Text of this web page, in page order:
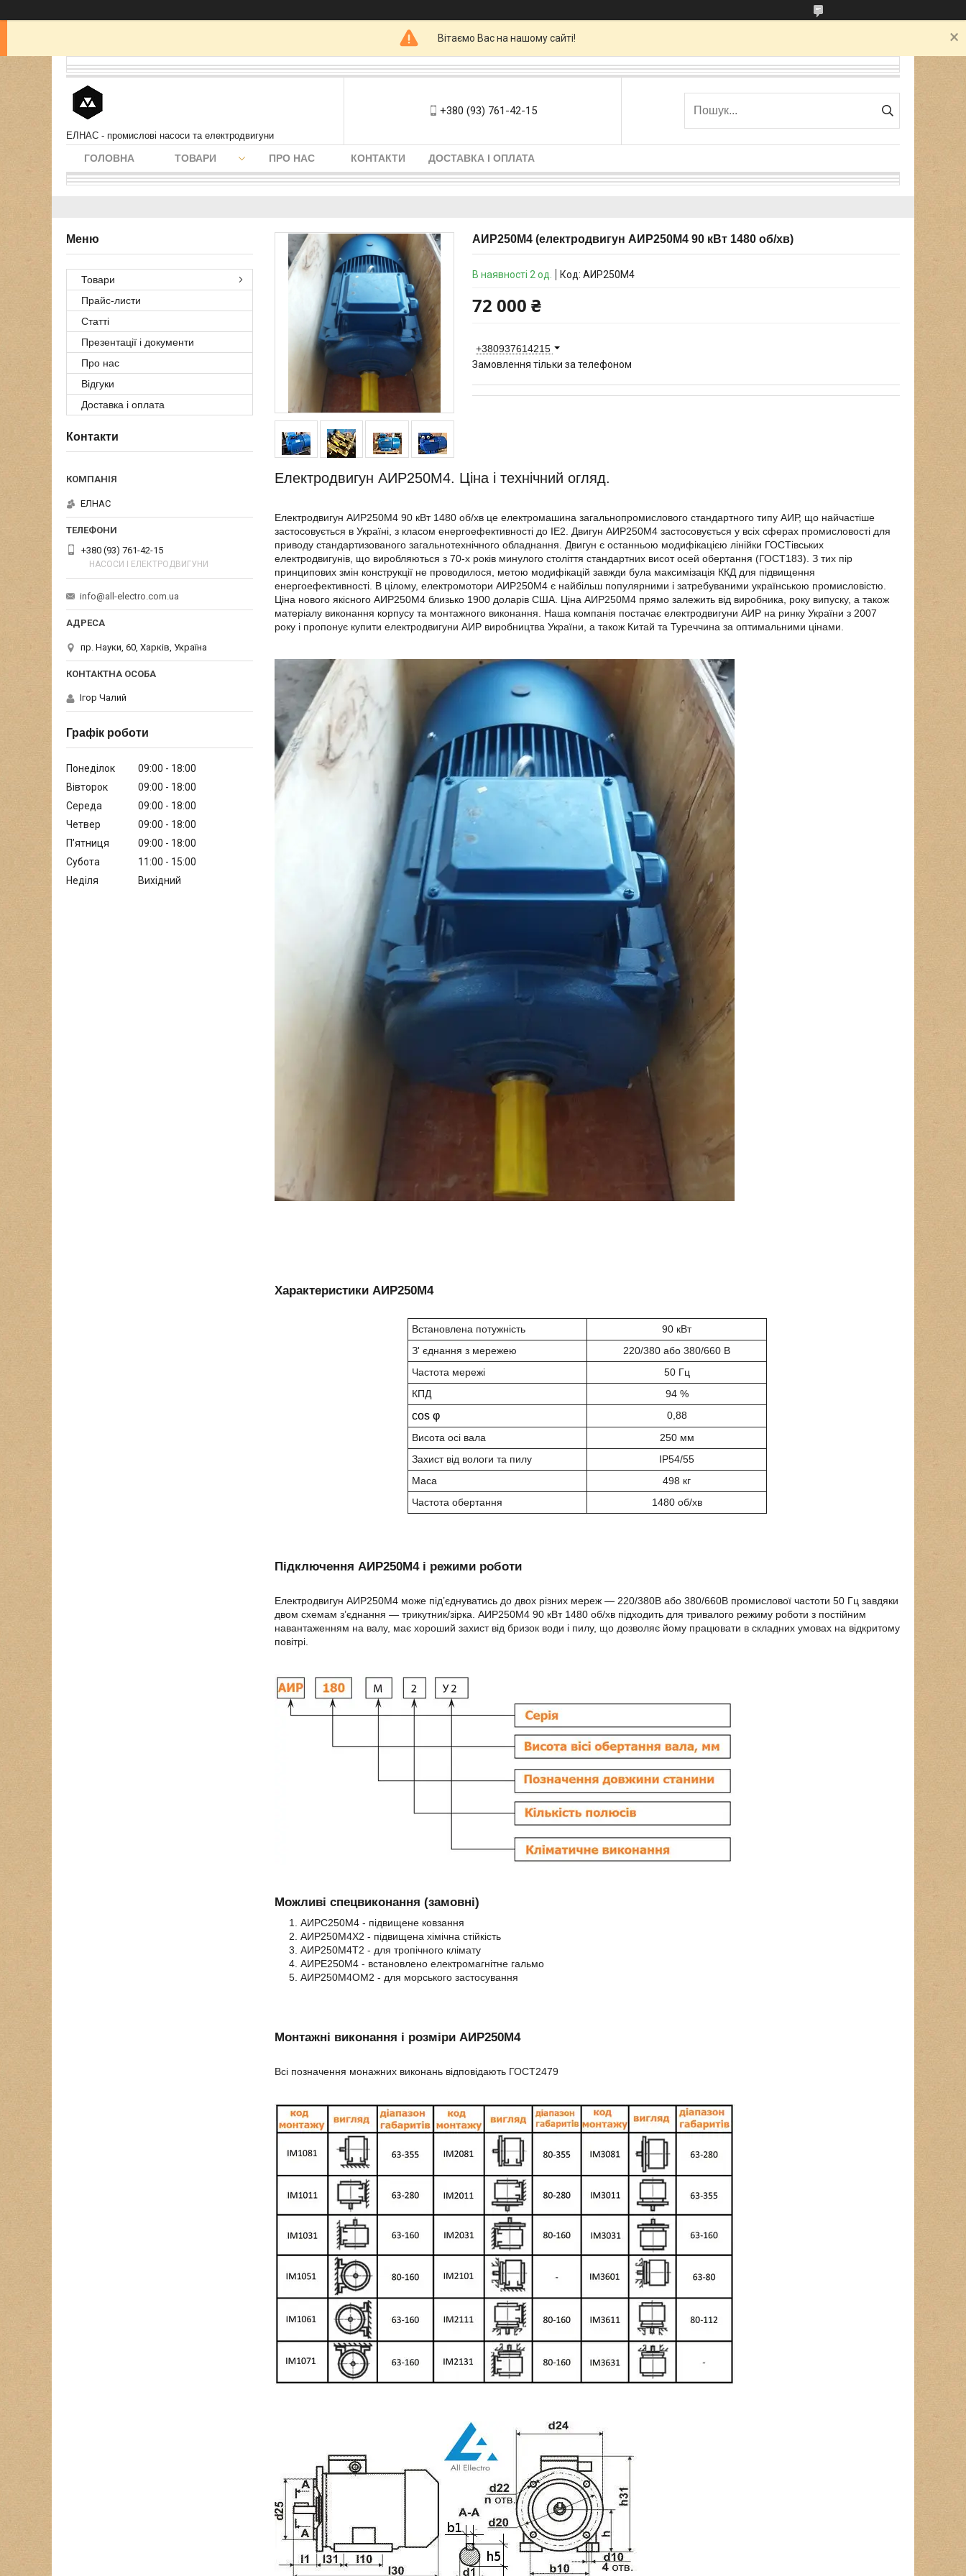
Вітаємо Вас на нашому сайті!
ЕЛНАС - промислові насоси та електродвигуни
+380 (93) 761-42-15
ГОЛОВНА ТОВАРИ ПРО НАС КОНТАКТИ ДОСТАВКА І ОПЛАТА
АИР250М4 (електродвигун АИР250М4 90 кВт 1480 об/хв)
В наявності 2 од. Код: АИР250М4
72 000 ₴
+380937614215
Замовлення тільки за телефоном
Електродвигун АИР250М4. Ціна і технічний огляд.
Електродвигун АИР250М4 90 кВт 1480 об/хв це електромашина загальнопромислового стандартного типу АИР, що найчастіше
застосовується в Україні, з класом енергоефективності до IE2. Двигун АИР250М4 застосовується у всіх сферах промисловості для
приводу стандартизованого загальнотехнічного обладнання. Двигун є останньою модифікацією лінійки ГОСТівських
електродвигунів, що виробляються з 70-х років минулого століття стандартних висот осей обертання (ГОСТ183). З тих пір
принципових змін конструкції не проводилося, метою модифікацій завжди була максимізація ККД для підвищення
енергоефективності. В цілому, електромотори АИР250М4 є найбільш популярними і затребуваними українською промисловістю.
Ціна нового якісного АИР250М4 близько 1900 доларів США. Ціна АИР250М4 прямо залежить від виробника, року випуску, а також
матеріалу виконання корпусу та монтажного виконання. Наша компанія постачає електродвигуни АИР на ринку України з 2007
року і пропонує купити електродвигуни АИР виробництва України, а також Китай та Туреччина за оптимальними цінами.
Характеристики АИР250М4
Встановлена потужність
90 кВт
З' єднання з мережею
220/380 або 380/660 В
Частота мережі
50 Гц
КПД
94 %
cos φ
0,88
Висота осі вала
250 мм
Захист від вологи та пилу
IP54/55
Маса
498 кг
Частота обертання
1480 об/хв
Підключення АИР250М4 і режими роботи
Електродвигун АИР250М4 може під’єднуватись до двох різних мереж — 220/380В або 380/660В промислової частоти 50 Гц завдяки
двом схемам з’єднання — трикутник/зірка. АИР250М4 90 кВт 1480 об/хв підходить для тривалого режиму роботи з постійним
навантаженням на валу, має хороший захист від бризок води і пилу, що дозволяє йому працювати в складних умовах на відкритому
повітрі.
Можливі спецвиконання (замовні)
АИРС250М4 - підвищене ковзання
АИР250М4Х2 - підвищена хімічна стійкість
АИР250М4Т2 - для тропічного клімату
АИРЕ250М4 - встановлено електромагнітне гальмо
АИР250М4ОМ2 - для морського застосування
Монтажні виконання і розміри АИР250М4
Всі позначення монажних виконань відповідають ГОСТ2479
Товари
Прайс-листи
Статті
Презентації і документи
Про нас
Відгуки
Доставка і оплата
Контакти
ЕЛНАС
+380 (93) 761-42-15
НАСОСИ І ЕЛЕКТРОДВИГУНИ
info@all-electro.com.ua
пр. Науки, 60, Харків, Україна
Ігор Чалий
Графік роботи
Понеділок 09:00
18:00
Вівторок
09:00
18:00
Середа
09:00
18:00
Четвер
09:00
18:00
Пʼятниця
09:00
18:00
Субота
11:00
15:00
Неділя
Вихідний